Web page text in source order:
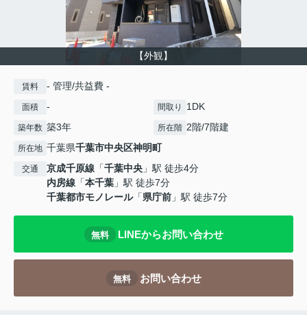
【外観】
賃料 - 管理/共益費 -
面積 - 間取り 1DK
築年数 築3年 所在階 2階/7階建
所在地 千葉県千葉市中央区神明町
交通 京成千原線 「千葉中央 」駅 徒歩4分
内房線 「本千葉 」駅 徒歩7分
千葉都市モノレール「県庁前 」駅 徒歩7分
無料 LINEからお問い合わせ
無料 お問い合わせ